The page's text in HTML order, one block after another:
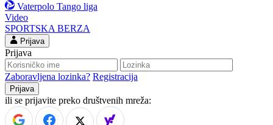
Vaterpolo Tango liga
Video
SPORTSKA BERZA
Prijava
Prijava
Zaboravljena lozinka? Registracija
ili se prijavite preko društvenih mreža: